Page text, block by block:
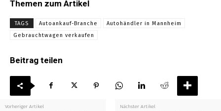
Themen zum Artikel
TAGS Autoankauf-Branche
Autohändler in Mannheim
Gebrauchtwagen verkaufen
Beitrag teilen
Vorheriger Artikel Nächster Artikel